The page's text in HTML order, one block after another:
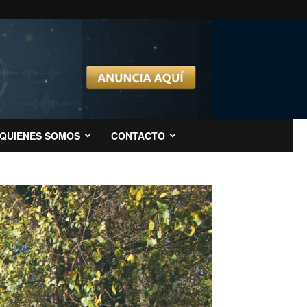
QUIENES SOMOS CONTACTO